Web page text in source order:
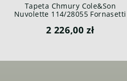
Tapeta Chmury Cole&Son
Nuvolette 114/28055 Fornasetti
2 226,00 zł